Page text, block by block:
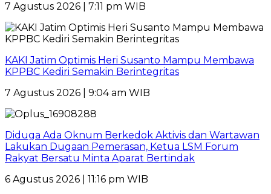
7 Agustus 2026 | 7:11 pm WIB
KAKI Jatim Optimis Heri Susanto Mampu Membawa
KPPBC Kediri Semakin Berintegritas
7 Agustus 2026 | 9:04 am WIB
Diduga Ada Oknum Berkedok Aktivis dan Wartawan
Lakukan Dugaan Pemerasan, Ketua LSM Forum
Rakyat Bersatu Minta Aparat Bertindak
6 Agustus 2026 | 11:16 pm WIB